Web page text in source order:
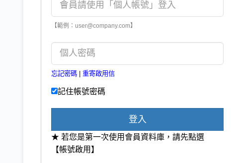
【範例：user@company.com】
忘記密碼 | 重寄啟用信
記住帳號密碼
登入
★ 若您是第一次使用會員資料庫，請先點選
【帳號啟用】